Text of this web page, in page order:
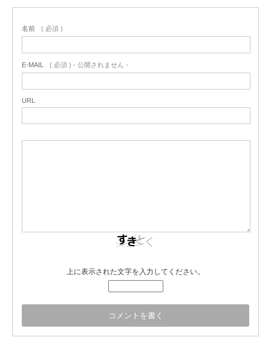
名前 ( 必須 )
E-MAIL ( 必須 ) - 公開されません -
URL
上に表示された文字を入力してください。